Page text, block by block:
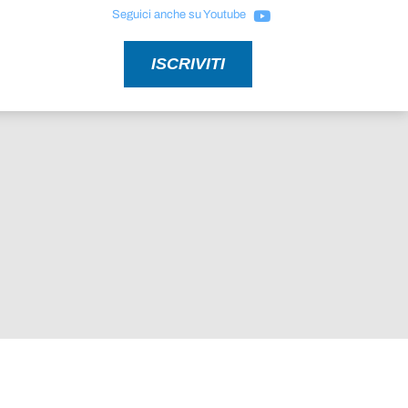
Seguici anche su Youtube
ISCRIVITI